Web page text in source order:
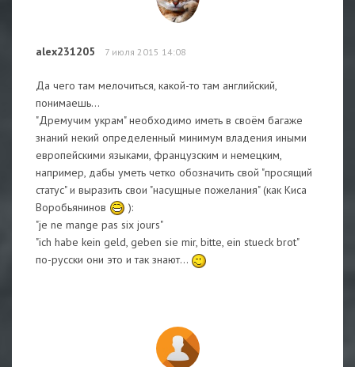
alex231205 7 июля 2015 14:08
Да чего там мелочиться, какой-то там английский,
понимаешь...
"Дремучим украм" необходимо иметь в своём багаже
знаний некий определенный минимум владения иными
европейскими языками, французским и немецким,
например, дабы уметь четко обозначить свой "просящий
статус" и выразить свои "насущные пожелания" (как Киса
Воробьянинов
):
"je ne mange pas six jours"
"ich habe kein geld, geben sie mir, bitte, ein stueck brot"
по-русски они это и так знают...